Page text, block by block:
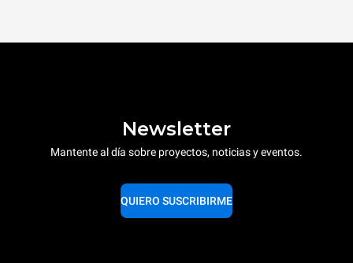
Newsletter
Mantente al día sobre proyectos, noticias y eventos.
QUIERO SUSCRIBIRME